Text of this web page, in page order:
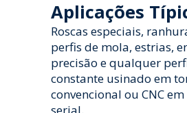
Aplicações
Roscas especiais,
perfis de mola, estrias,
precisão e qualquer
constante usinado em
convencional ou CNC